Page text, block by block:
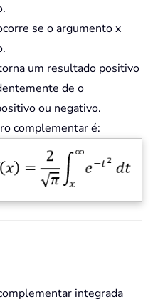
se o argumento x
um resultado positivo
de o
ou negativo.
complementar é:
integrada